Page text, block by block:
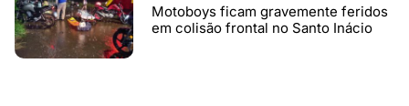
Motoboys ficam gravemente feridos
em colisão frontal no Santo Inácio